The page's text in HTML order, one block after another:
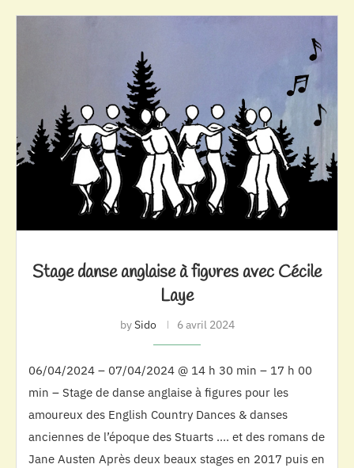
Stage danse anglaise à figures avec Cécile
Laye
bySido 6 avril 2024
06/04/2024 – 07/04/2024 @ 14 h 30 min – 17 h 00
min – Stage de danse anglaise à figures pour les
amoureux des English Country Dances & danses
anciennes de l’époque des Stuarts …. et des romans de
Jane Austen Après deux beaux stages en 2017 puis en